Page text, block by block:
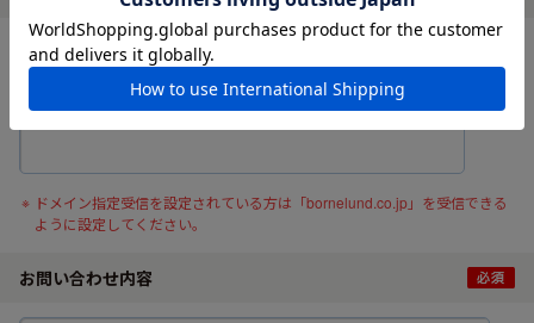
確認の為、メールアドレスを再度入力してください。
ドメイン指定受信を設定されている方は「bornelund.co.jp」を受信できる
ように設定してください。
お問い合わせ内容